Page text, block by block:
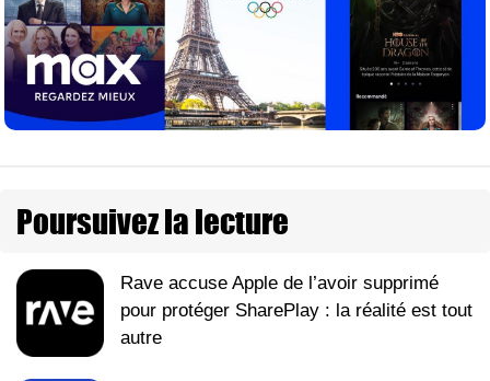
Poursuivez la lecture
Rave accuse Apple de l’avoir supprimé
pour protéger SharePlay : la réalité est tout
autre